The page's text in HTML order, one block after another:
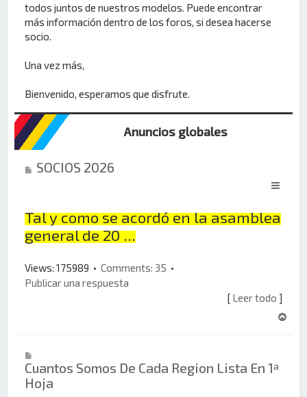
todos juntos de nuestros modelos. Puede encontrar
más información dentro de los foros, si desea hacerse
socio.
Una vez más,
Bienvenido, esperamos que disfrute.
Anuncios globales
SOCIOS 2026
Tal y como se acordó en la asamblea
general de 20 ...
Views: 175989 •Comments: 35 •
Publicar una respuesta
[ Leer todo ]
Cuantos Somos De Cada Region Lista En 1ª
Hoja